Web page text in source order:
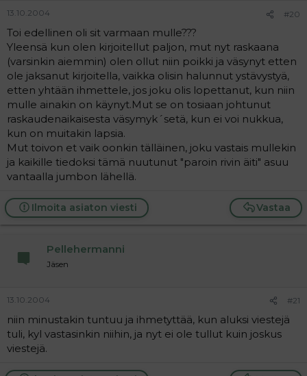
13.10.2004 #20
Toi edellinen oli sit varmaan mulle???
Yleensä kun olen kirjoitellut paljon, mut nyt raskaana
(varsinkin aiemmin) olen ollut niin poikki ja väsynyt etten
ole jaksanut kirjoitella, vaikka olisin halunnut ystävystyä,
etten yhtään ihmettele, jos joku olis lopettanut, kun niin
mulle ainakin on käynyt.Mut se on tosiaan johtunut
raskaudenaikaisesta väsymyk´setä, kun ei voi nukkua,
kun on muitakin lapsia.
Mut toivon et vaik oonkin tälläinen, joku vastais mullekin
ja kaikille tiedoksi tämä nuutunut "paroin rivin äiti" asuu
vantaalla jumbon lähellä.
Vastaa
Ilmoita asiaton viesti
Pellehermanni
Jäsen
13.10.2004 #21
niin minustakin tuntuu ja ihmetyttää, kun aluksi viestejä
tuli, kyl vastasinkin niihin, ja nyt ei ole tullut kuin joskus
viestejä.